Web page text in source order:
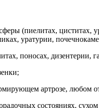
(пиелитах,
уратурии,
поносах,
артрозе, любом
состояниях,